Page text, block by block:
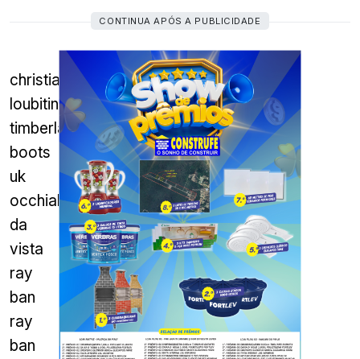
christian
loubitin
timberland
boots
uk
occhiali
da
vista
ray
ban
ray
ban
CONTINUA APÓS A PUBLICIDADE